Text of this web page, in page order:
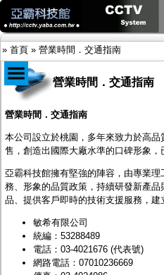
» 首頁 » 營業時間．交通指南
商品目錄
限時促銷特惠專案
IP網路攝影機及錄放影機
AHD半球型(適用屋內)
AHD中小型紅外線攝影機(適用騎
AHD防護罩型攝影機(適用屋外，
AHD特殊功能型攝影機
旋轉型攝影機.旋轉台
傳統高解析攝影機
鏡頭
營業時間．交通指南
營業時間．交通指南
本公司設立於桃園，多年來致力於高
售，創造出國際大廠水準的口碑形象，
亞霸科技館擁有堅強的陣容，由專業
務、形象的品質政策，持續研發新產
品、提供客戶即時的技術支援服務，建
敏希有限公司
統編：53288489
電話： 03-4021676 (代表號)
網路電話：07010236669